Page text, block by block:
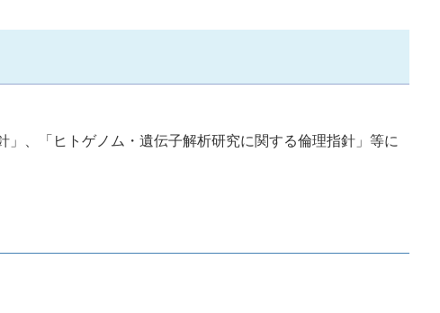
、「ヒトゲノム・遺伝子解析研究に関する倫理指針」等に